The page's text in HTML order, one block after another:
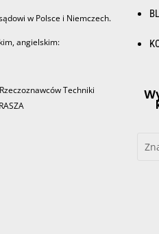
w Polsce i Niemczech.
angielskim:
Techniki